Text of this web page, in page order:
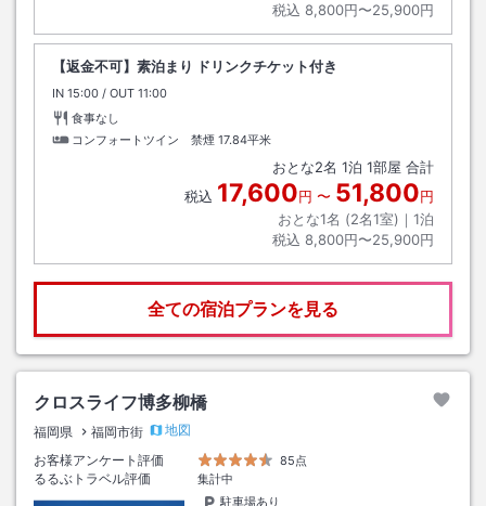
税込 8,800円〜25,900円
【返金不可】素泊まり ドリンクチケット付き
IN チェックイン
15:00 / OUT チェックアウト
11:00
食事なし
コンフォートツイン 禁煙 17.84平米
おとな2名 1泊 1部屋 合計
税込 17,600円 〜 51,800円
おとな1名 (2名1室)｜ 1泊
税込 8,800円〜25,900円
全ての宿泊プランを見る
クロスライフ博多柳橋
福岡県 福岡市街
地図
お客様アンケート評価
85点
るるぶトラベル評価
集計中
駐車場あり